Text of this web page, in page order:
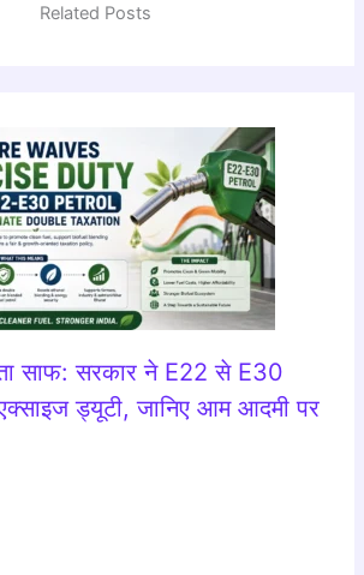
Related Posts
साफ: सरकार ने E22 से E30
ड्यूटी, जानिए आम आदमी पर